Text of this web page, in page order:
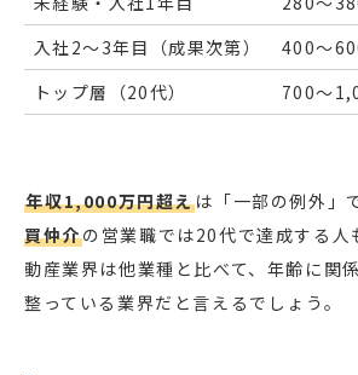
入社2〜3年目（成果次第）
400〜
トップ層（20代）
700〜
年収1,000万円超えは「一部の例外」
買仲介の営業職では20代で達成する人
動産業界は他業種と比べて、年齢に関
整っている業界だと言えるでしょう。